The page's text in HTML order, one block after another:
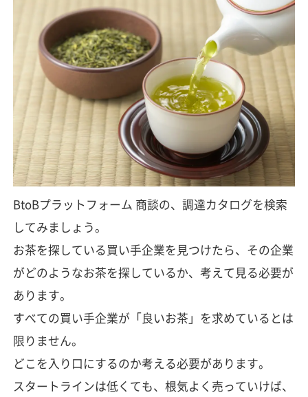
BtoBプラットフォーム 商談の、調達カタログを検索
してみましょう。
お茶を探している買い手企業を見つけたら、その企業
がどのようなお茶を探しているか、考えて見る必要が
あります。
すべての買い手企業が「良いお茶」を求めているとは
限りません。
どこを入り口にするのか考える必要があります。
スタートラインは低くても、根気よく売っていけば、